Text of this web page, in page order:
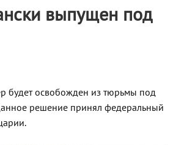
выпущен под
будет освобожден из тюрьмы под
решение принял федеральный